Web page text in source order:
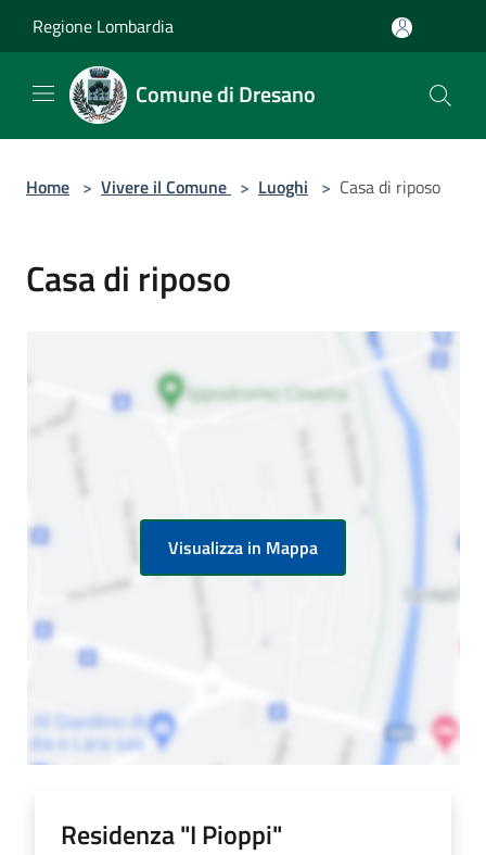
Regione Lombardia
Comune di Dresano
Home > Vivere il Comune > Luoghi > Casa di riposo
Casa di riposo
Visualizza in Mappa
Residenza "I Pioppi"